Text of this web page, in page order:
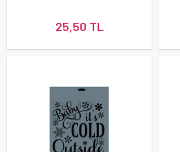
25,50 TL